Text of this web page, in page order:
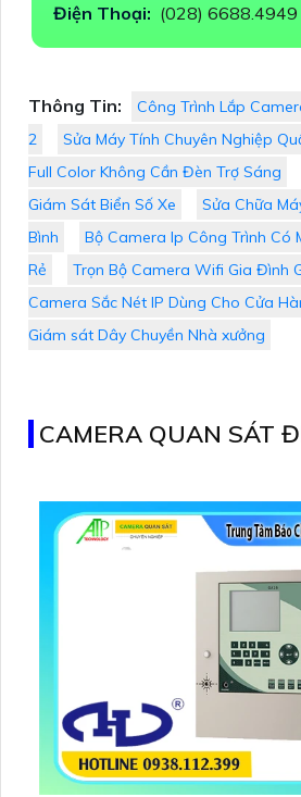
Điện Thoại: (028) 6688.4949
Thông Tin:
Công Trình Lắp
2
Sửa Máy Tính Chuyên Nghiệp
Full Color Không Cần Đèn Trợ Sáng
Giám Sát Biển Số Xe
Sửa Chữa
Bình
Bộ Camera Ip Công Trình Có
Rẻ
Trọn Bộ Camera Wifi Gia Đình
Camera Sắc Nét IP Dùng Cho Cửa
Giám sát Dây Chuyền Nhà xưởng
CAMERA QUAN SÁT